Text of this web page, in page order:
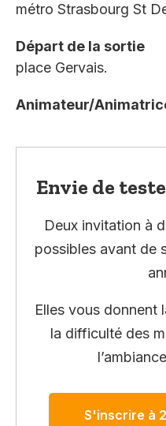
métro Strasbourg St
Départ de la sortie
place Gervais.
Animateur/
Envie de
Deux invitation à
possibles avant de
Elles vous donnent
la difficulté des
S'inscrire à